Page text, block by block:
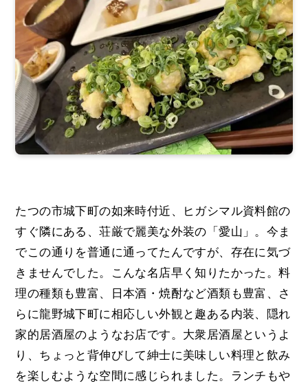
たつの市城下町の如来時付近、ヒガシマル資料館の
すぐ隣にある、荘厳で麗美な外装の「愛山」。今ま
でこの通りを普通に通ってたんですが、存在に気づ
きませんでした。こんな名店早く知りたかった。料
理の種類も豊富、日本酒・焼酎など酒類も豊富、さ
らに龍野城下町に相応しい外観と趣ある内装、隠れ
家的居酒屋のようなお店です。大衆居酒屋というよ
り、ちょっと背伸びして紳士に美味しい料理と飲み
を楽しむような空間に感じられました。ランチもや